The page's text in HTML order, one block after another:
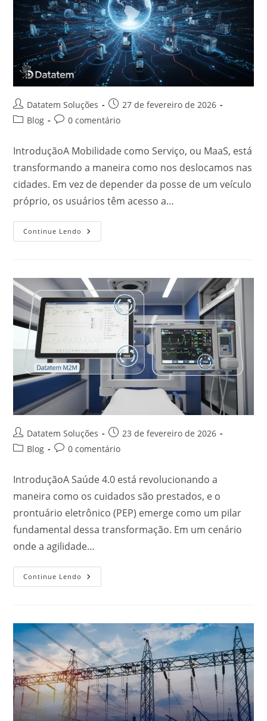
Datatem Soluções
27 de fevereiro de 2026
Blog
0 comentário
IntroduçãoA Mobilidade como Serviço, ou MaaS, está
transformando a maneira como nos deslocamos nas
cidades. Em vez de depender da posse de um veículo
próprio, os usuários têm acesso a…
Continue Lendo
Datatem Soluções
23 de fevereiro de 2026
Blog
0 comentário
IntroduçãoA Saúde 4.0 está revolucionando a
maneira como os cuidados são prestados, e o
prontuário eletrônico (PEP) emerge como um pilar
fundamental dessa transformação. Em um cenário
onde a agilidade…
Continue Lendo